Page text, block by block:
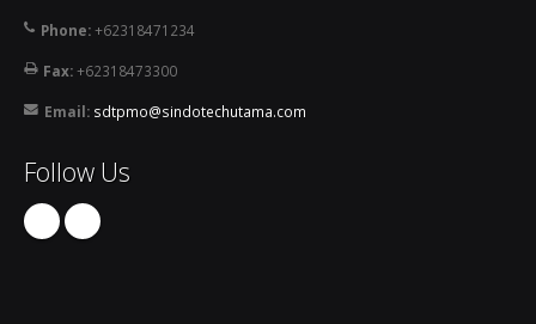
Phone:+62318471234
Fax:+62318473300
Email: sdtpmo@sindotechutama.com
Follow Us